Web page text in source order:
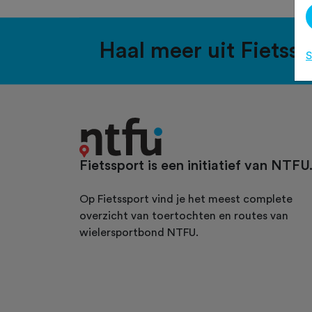
Haal meer uit
Fietssport is een initiatief van NTFU.
Op Fietssport vind je het meest complete
overzicht van toertochten en routes van
wielersportbond NTFU.